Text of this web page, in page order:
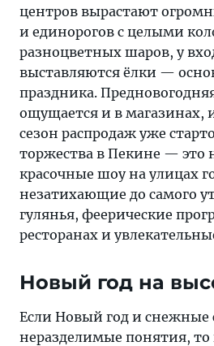
центров вырастают
и единорогов с целыми
разноцветных шаров, у
выставляются ёлки —
праздника.
ощущается и в магазинах,
сезон распродаж уже
торжества в Пекине — это
красочные шоу на улицах
незатихающие до самого
гулянья, феерические
ресторанах и
Новый год на
Если Новый год и снежные
неразделимые понятия,